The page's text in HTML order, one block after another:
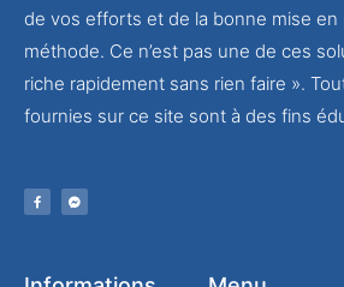
de vos efforts et de la bonne mise en
méthode. Ce n’est pas une de ces
riche rapidement sans rien faire ».
fournies sur ce site sont à des fins